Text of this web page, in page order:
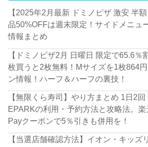
【2025年2月最新 ドミノピザ 激安 半
品50%OFFは週末限定！サイドメニュ
情報まとめ
【ドミノピザ2月 日曜日 限定で65.6％
枚買うと2枚無料！Mサイズを1枚864
ン情報！ハーフ＆ハーフの裏技！
【無限くら寿司】やり方まとめ 1日2回
EPARKの利用・予約方法と攻略法。
Payクーポンで5％引きも併用を！
【当選店舗確認方法】イオン・キッズ